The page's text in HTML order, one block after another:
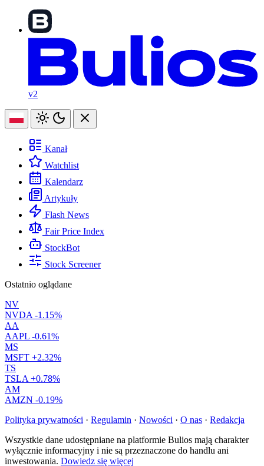
v2
Kanał
Watchlist
Kalendarz
Artykuły
Flash News
Fair Price Index
StockBot
Stock Screener
Ostatnio oglądane
NV
NVDA -1.15%
AA
AAPL -0.61%
MS
MSFT +2.32%
TS
TSLA +0.78%
AM
AMZN -0.19%
Polityka prywatności · Regulamin · Nowości · O nas · Redakcja
Wszystkie dane udostępniane na platformie Bulios mają charakter
wyłącznie informacyjny i nie są przeznaczone do handlu ani
inwestowania. Dowiedz się więcej